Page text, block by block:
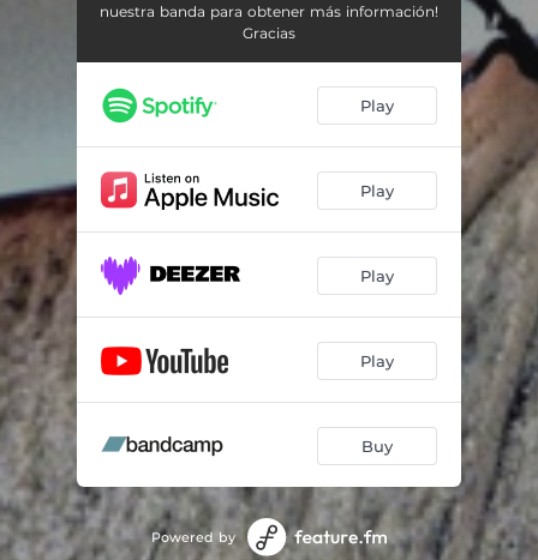
nuestra banda para obtener más información!
Gracias
Play
Play
Play
Play
Buy
Powered by